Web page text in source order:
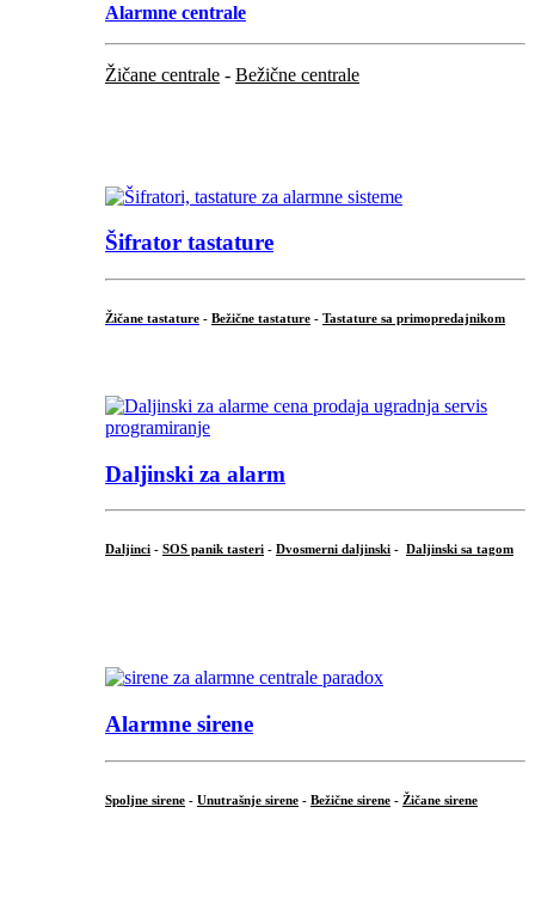
Alarmne centrale
Žičane centrale - Bežične centrale
Šifrator tastature
Žičane tastature - Bežične tastature - Tastature sa primopredajnikom
Daljinski za alarm
Daljinci - SOS panik tasteri - Dvosmerni daljinski - Daljinski sa tagom
Alarmne sirene
Spoljne sirene - Unutrašnje sirene - Bežične sirene - Žičane sirene